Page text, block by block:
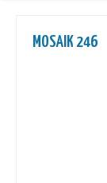
MOSAIK 246
Bildergalerie